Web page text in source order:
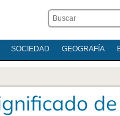
SOCIEDAD GEOGRAFÍA